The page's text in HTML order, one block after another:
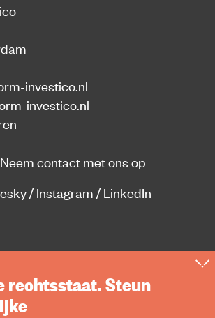
investico.nl
investico.nl
Neem contact met ons op
/ Instagram / LinkedIn
rechtsstaat. Steun